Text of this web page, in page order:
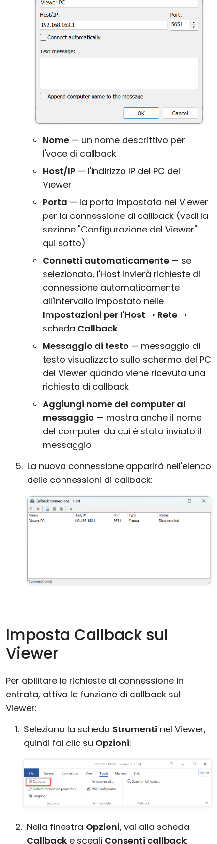
Nome — un nome descrittivo per
l'voce di callback
Host/IP — l'indirizzo IP del PC del
Viewer
Porta — la porta impostata nel Viewer
per la connessione di callback (vedi la
sezione "Configurazione del Viewer"
qui sotto)
Connetti automaticamente — se
selezionato, l'Host invierà richieste di
connessione automaticamente
all'intervallo impostato nelle
Impostazioni per l'Host ➝ Rete ➝
scheda Callback
Messaggio di testo — messaggio di
testo visualizzato sullo schermo del PC
del Viewer quando viene ricevuta una
richiesta di callback
Aggiungi nome del computer al
messaggio — mostra anche il nome
del computer da cui è stato inviato il
messaggio
La nuova connessione apparirà nell'elenco
delle connessioni di callback:
Imposta Callback sul
Viewer
Per abilitare le richieste di connessione in
entrata, attiva la funzione di callback sul
Viewer:
Seleziona la scheda Strumenti nel Viewer,
quindi fai clic su Opzioni:
Nella finestra Opzioni, vai alla scheda
Callback e scegli Consenti callback: